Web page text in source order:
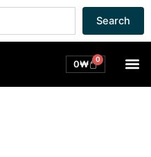
Search
0₩ 0
Cart